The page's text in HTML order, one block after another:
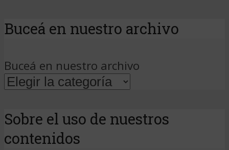
Buceá en nuestro archivo
Buceá en nuestro archivo
Sobre el uso de nuestros
contenidos